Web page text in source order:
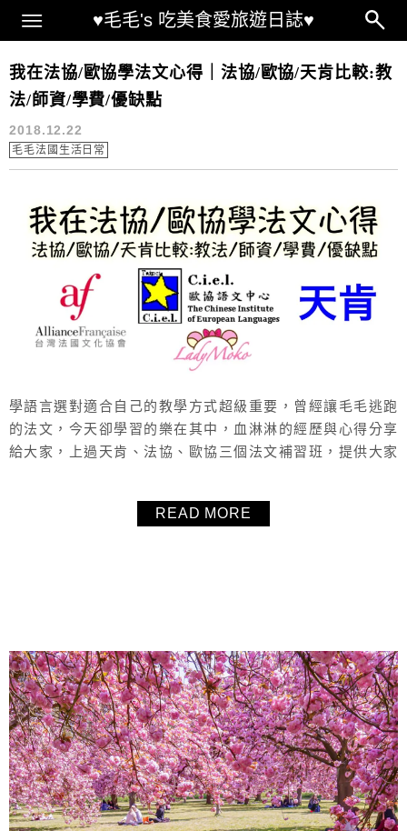
♥毛毛's 吃美食愛旅遊日誌♥
Main Menu
法協評價
我在法協/歐協學法文心得｜法協/歐協/天肯比較:教
法/師資/學費/優缺點
2018.12.22
毛毛法國生活日常
學語言選對適合自己的教學方式超級重要，曾經讓毛毛逃跑
的法文，今天卻學習的樂在其中，血淋淋的經歷與心得分享
給大家，上過天肯、法協、歐協三個法文補習班，提供大家
READ MORE
About